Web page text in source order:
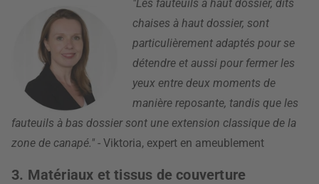
"Les fauteuils à haut dossier, dits
chaises à haut dossier, sont
particulièrement adaptés pour se
détendre et aussi pour fermer les
yeux entre deux moments de
manière reposante, tandis que les
fauteuils à bas dossier sont une extension classique de la
zone de canapé." - Viktoria, expert en ameublement
3. Matériaux et tissus de couverture